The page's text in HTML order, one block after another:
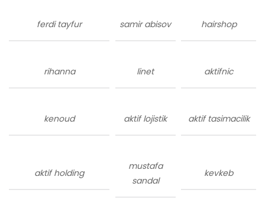
ferdi tayfur samir abisov hairshop
rihanna linet aktifnic
kenoud aktif lojistik aktif tasimacilik
aktif holding
mustafa
sandal
kevkeb